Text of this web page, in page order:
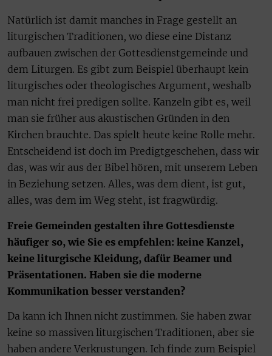
Natürlich ist damit manches in Frage gestellt an
liturgischen Traditionen, wo diese eine Distanz
aufbauen zwischen der Gottesdienstgemeinde und
dem Liturgen. Es gibt zum Beispiel überhaupt kein
liturgisches oder theologisches Argument, weshalb
man nicht frei predigen sollte. Kanzeln gibt es, weil
man sie früher aus akustischen Gründen in den
Kirchen brauchte. Das spielt heute keine Rolle mehr.
Entscheidend ist doch im Predigtgeschehen, dass wir
das, was wir aus der Bibel hören, mit unserem Leben
in Beziehung setzen. Alles, was dem dient, ist gut,
alles, was dem im Weg steht, ist fragwürdig.
Freie Gemeinden gestalten ihre Gottesdienste
häufiger so, wie Sie es empfehlen: keine Kanzel,
keine liturgische Kleidung, dafür Beamer und
Präsentationen. Haben sie die moderne
Kommunikation besser verstanden?
Da kann ich Ihnen nicht zustimmen. Sie haben zwar
keine so massiven liturgischen Traditionen, aber sie
haben andere Verkrustungen. Ich finde zum Beispiel